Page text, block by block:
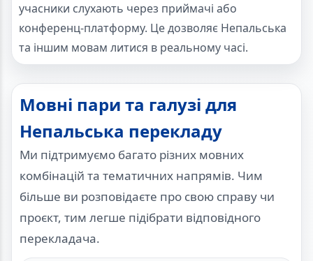
учасники слухають через приймачі або
конференц-платформу. Це дозволяє Непальська
та іншим мовам литися в реальному часі.
Мовні пари та галузі для
Непальська перекладу
Ми підтримуємо багато різних мовних
комбінацій та тематичних напрямів. Чим
більше ви розповідаєте про свою справу чи
проєкт, тим легше підібрати відповідного
перекладача.